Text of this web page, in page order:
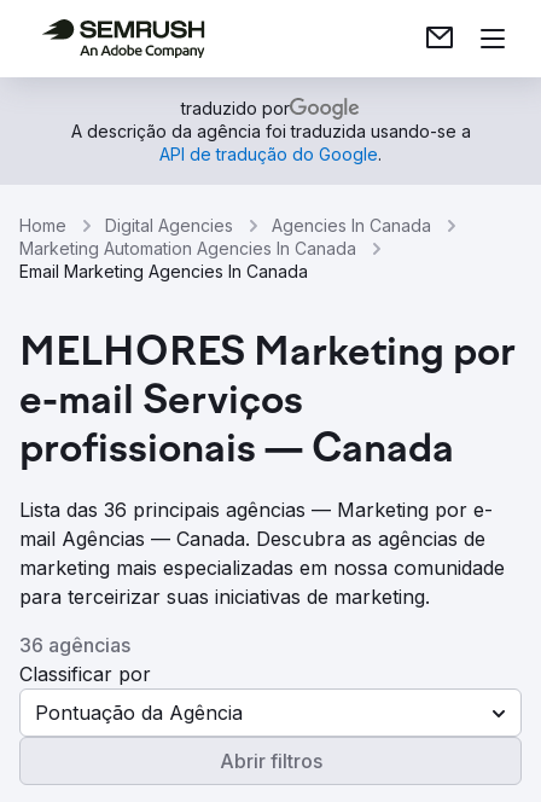
traduzido por
A descrição da agência foi traduzida usando-se a
API de tradução do Google.
Home Digital Agencies
Agencies In Canada
Marketing Automation Agencies In Canada
Email Marketing Agencies In Canada
MELHORES Marketing por
e-mail Serviços
profissionais — Canada
Lista das 36 principais agências — Marketing por e-
mail Agências — Canada. Descubra as agências de
marketing mais especializadas em nossa comunidade
para terceirizar suas iniciativas de marketing.
36 agências
Classificar por
Pontuação da Agência
Abrir filtros